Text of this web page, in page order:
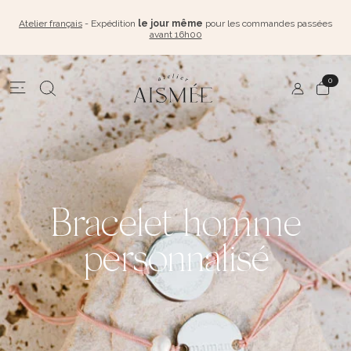
Atelier français - Expédition le jour même pour les commandes passées
avant 16h00
0
Bracelet homme
personnalisé